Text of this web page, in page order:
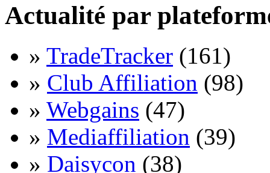
Actualité par
» TradeTracker (161)
» Club Affiliation (98)
» Webgains (47)
» Mediaffiliation (39)
» Daisycon (38)